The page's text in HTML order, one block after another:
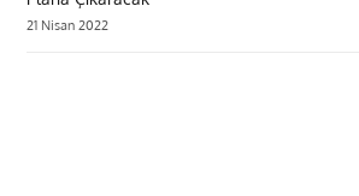
21 Nisan 2022